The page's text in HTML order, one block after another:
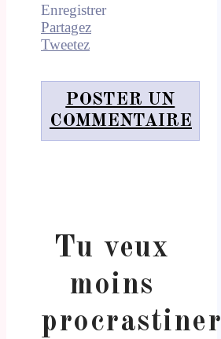
Enregistrer
Partagez
Tweetez
POSTER UN
COMMENTAIRE
Tu veux
moins
procrastiner